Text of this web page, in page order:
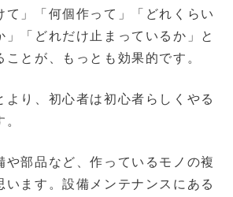
て」「何個作って」「どれくらい
」「どれだけ止まっているか」と
とが、もっとも効果的です。
より、初心者は初心者らしくやる
部品など、作っているモノの複
います。設備メンテナンスにある